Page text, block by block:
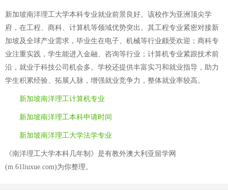
新加坡南洋理工大学本科专业就业前景良好。该校作为亚洲顶尖学
府，在工程、商科、计算机等领域优势突出。其工程专业紧密对接新
加坡及全球产业需求，毕业生在电子、机械等行业颇受欢迎；商科专
业注重实践，学生能进入金融、咨询等行业；计算机专业紧跟技术前
沿，就业于科技公司机会多。学校还提供丰富实习和就业指导，助力
学生积累经验、拓展人脉，增强就业竞争力，整体就业率较高。
新加坡南洋理工计算机专业
新加坡南洋理工本科申请时间
新加坡南洋理工大学法学专业
《南洋理工大学本科几年制》是有教外澳大利亚留学网
(m.61liuxue.com)为你整理。